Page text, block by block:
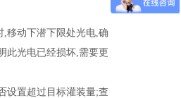
动下潜下限处光电,确
此光电已经损坏,需要更
置超过目标灌装量;查